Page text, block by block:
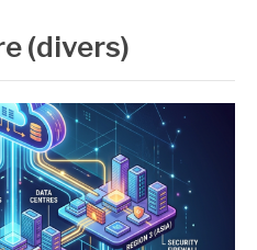
(divers)